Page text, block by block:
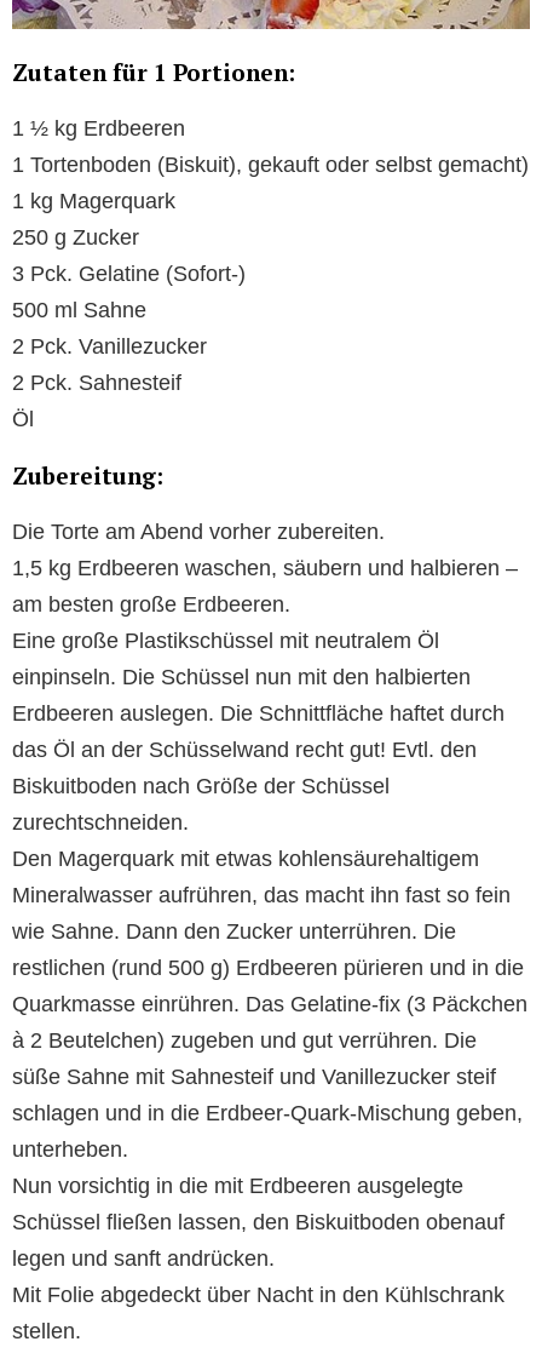
Zutaten für 1 Portionen:
1 ½ kg Erdbeeren
1 Tortenboden (Biskuit), gekauft oder selbst gemacht)
1 kg Magerquark
250 g Zucker
3 Pck. Gelatine (Sofort-)
500 ml Sahne
2 Pck. Vanillezucker
2 Pck. Sahnesteif
Öl
Zubereitung:
Die Torte am Abend vorher zubereiten.
1,5 kg Erdbeeren waschen, säubern und halbieren –
am besten große Erdbeeren.
Eine große Plastikschüssel mit neutralem Öl
einpinseln. Die Schüssel nun mit den halbierten
Erdbeeren auslegen. Die Schnittfläche haftet durch
das Öl an der Schüsselwand recht gut! Evtl. den
Biskuitboden nach Größe der Schüssel
zurechtschneiden.
Den Magerquark mit etwas kohlensäurehaltigem
Mineralwasser aufrühren, das macht ihn fast so fein
wie Sahne. Dann den Zucker unterrühren. Die
restlichen (rund 500 g) Erdbeeren pürieren und in die
Quarkmasse einrühren. Das Gelatine-fix (3 Päckchen
à 2 Beutelchen) zugeben und gut verrühren. Die
süße Sahne mit Sahnesteif und Vanillezucker steif
schlagen und in die Erdbeer-Quark-Mischung geben,
unterheben.
Nun vorsichtig in die mit Erdbeeren ausgelegte
Schüssel fließen lassen, den Biskuitboden obenauf
legen und sanft andrücken.
Mit Folie abgedeckt über Nacht in den Kühlschrank
stellen.